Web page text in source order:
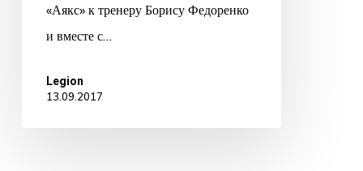
«Аякс» к тренеру Борису Федоренко
и вместе с…
Legion
13.09.2017